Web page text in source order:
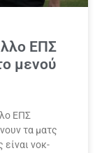
ΕΠΣ
μενού
ΕΠΣ
τα ματς
νοκ-